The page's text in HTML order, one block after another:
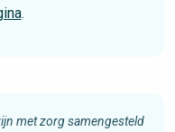
.
met zorg samengesteld